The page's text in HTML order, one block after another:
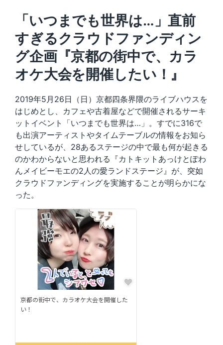
「いつまでも世界は…」直前
すぎるクラウドファンディン
グ企画『京都の街中で、カラ
オケ大会を開催したい！』
2019年5月26日（日）京都四条界隈のライブハウスを
はじめとし、カフェや古着屋などで開催されるサーキ
ットイベント「いつまでも世界は…」。すでに316で
も出演アーティストやタイムテーブルの情報をお知ら
せしているが、28あるステージの中で最も何が起きる
のかわからないと思われる『カトキットあっけとぽわ
んメイビーモエの2人の愛ランドステージ』が、突如
クラウドファンディングを実施することが明らかにな
った。